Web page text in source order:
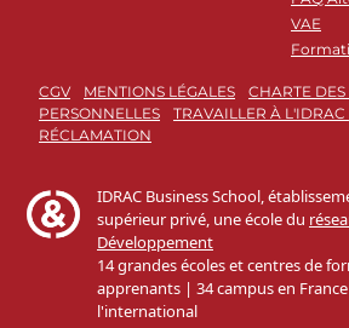
VAE
CGV MENTIONS LÉGALES
CHARTE
PERSONNELLES
TRAVAILLER À L'IDRAC
RÉCLAMATION